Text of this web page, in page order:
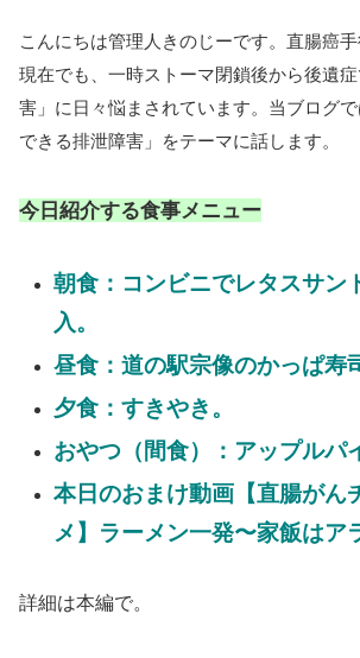
こんにちは管理人きのじーです。直腸癌
現在でも、一時ストーマ閉鎖後から後遺
害」に日々悩まされています。当ブログ
できる排泄障害」をテーマに話します。
今日紹介する食事メニュー
朝食：コンビニでレタスサン
入。
昼食：道の駅宗像のかっぱ寿
夕食：すきやき。
おやつ（間食）：アップルパ
本日のおまけ動画【直腸がん
メ】ラーメン一発〜家飯はア
詳細は本編で。